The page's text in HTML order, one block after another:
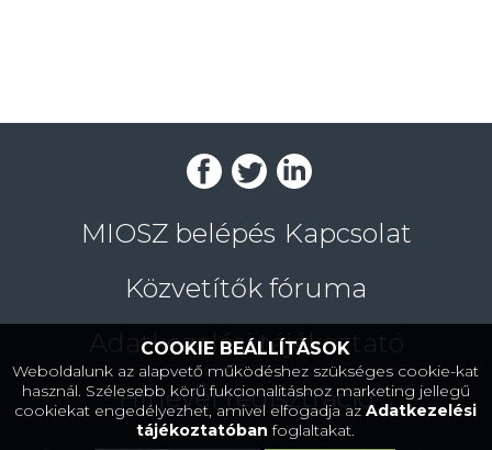
MIOSZ belépés Kapcsolat
Közvetítők fóruma
Adatkezelési tájékoztató
Hírlevél regisztráció
COOKIE BEÁLLÍTÁSOK
Weboldalunk az alapvető működéshez szükséges cookie-kat
használ. Szélesebb körű fukcionalitáshoz marketing jellegű
cookiekat engedélyezhet, amivel elfogadja azAdatkezelési
tájékoztatóban foglaltakat.